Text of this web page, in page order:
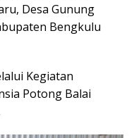
Desa Gunung
Bengkulu
Kegiatan
Potong Balai